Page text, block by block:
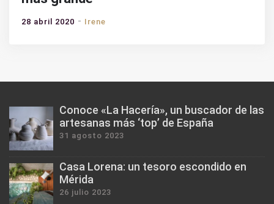
28 abril 2020 Irene
Conoce «La Hacería», un buscador de las
artesanas más ‘top’ de España
31 agosto 2023
Casa Lorena: un tesoro escondido en
Mérida
26 julio 2023